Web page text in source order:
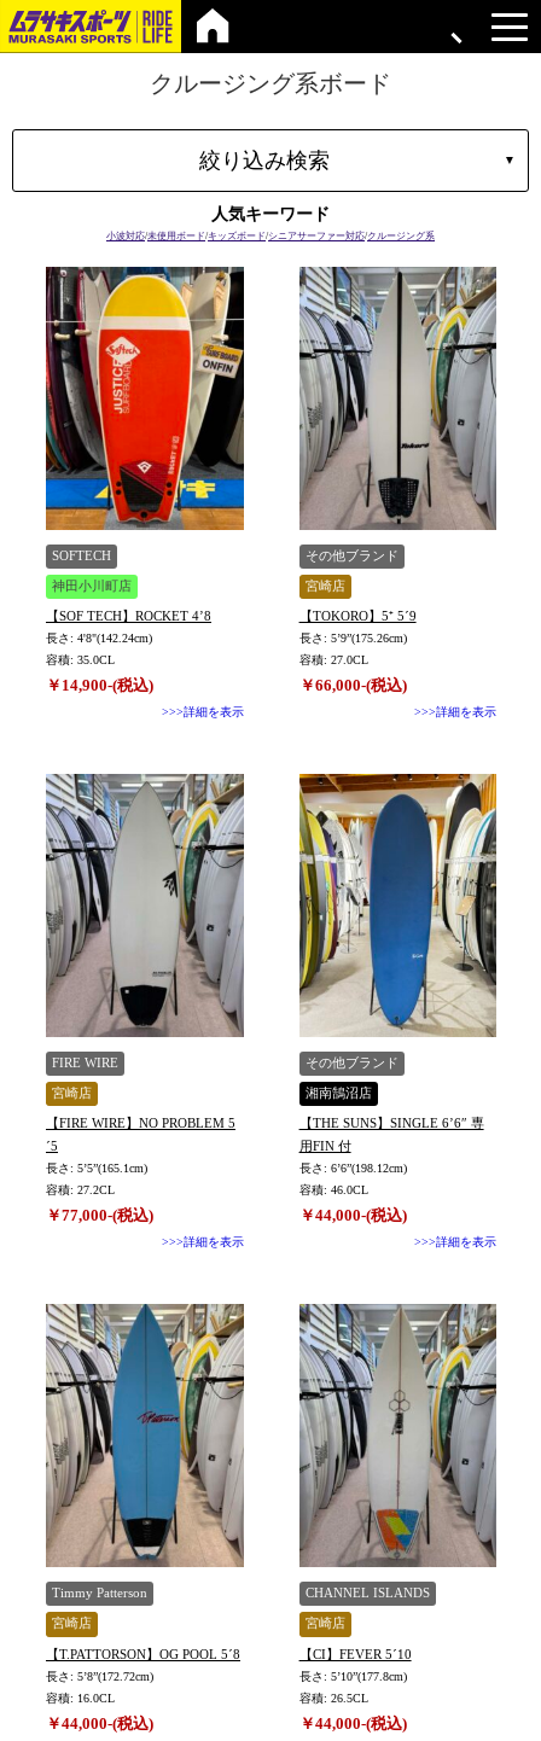
クルージング系ボード
絞り込み検索 ▼
ブランド
容積
プラグ
ボードの特性
価格
上限
在庫店舗
TYPE
人気キーワード
小波対応/未使用ボード/キッズボード/シニアサーファー対応/クルージング系
SOFTECH
神田小川町店
【SOF TECH】ROCKET 4’8
長さ: 4'8"(142.24cm)
容積: 35.0CL
￥14,900-(税込)
>>>詳細を表示
その他ブランド
宮崎店
【TOKORO】5⁺ 5´9
長さ: 5’9”(175.26cm)
容積: 27.0CL
￥66,000-(税込)
>>>詳細を表示
FIRE WIRE
宮崎店
【FIRE WIRE】NO PROBLEM 5
´5
長さ: 5’5”(165.1cm)
容積: 27.2CL
￥77,000-(税込)
>>>詳細を表示
その他ブランド
湘南鵠沼店
【THE SUNS】SINGLE 6’6″ 専
用FIN 付
長さ: 6’6”(198.12cm)
容積: 46.0CL
￥44,000-(税込)
>>>詳細を表示
Timmy Patterson
宮崎店
【T.PATTORSON】OG POOL 5´8
長さ: 5’8”(172.72cm)
容積: 16.0CL
￥44,000-(税込)
CHANNEL ISLANDS
宮崎店
【CI】FEVER 5´10
長さ: 5’10”(177.8cm)
容積: 26.5CL
￥44,000-(税込)